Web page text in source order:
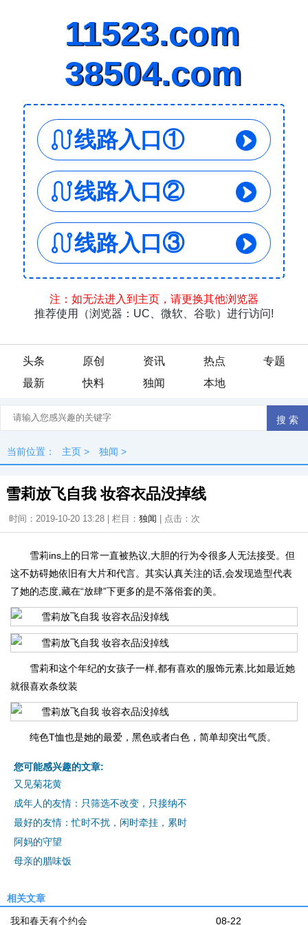
头条 原创 资讯 热点
专题
最新
快料 独闻 本地
当前位置： 主页 > 独闻 >
雪莉放飞自我 妆容衣品没掉线
时间：2019-10-20 13:28 | 栏目： 独闻 | 点击： 次
雪莉ins上的日常一直被热议,大胆的行为令很多人无法接受。但
这不妨碍她依旧有大片和代言。其实认真关注的话,会发现造型代表
了她的态度,藏在“放肆”下更多的是不落俗套的美。
雪莉和这个年纪的女孩子一样,都有喜欢的服饰元素,比如最近她
就很喜欢条纹装
纯色T恤也是她的最爱，黑色或者白色，简单却突出气质。
您可能感兴趣的文章:
又见菊花黄
成年人的友情：只筛选不改变，只接纳不
最好的友情：忙时不扰，闲时牵挂，累时
阿妈的守望
母亲的腊味饭
相关文章
08-22
我和春天有个约会